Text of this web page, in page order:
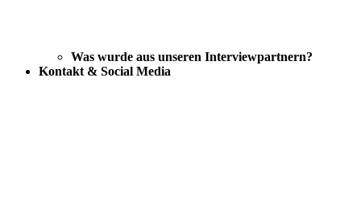
Was wurde aus unseren Interviewpartnern?
Kontakt & Social Media